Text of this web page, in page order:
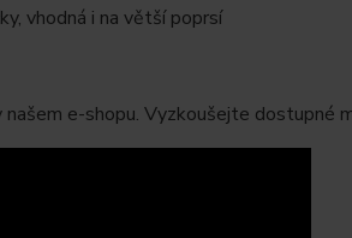
vhodná i na větší poprsí
e-shopu. Vyzkoušejte dostupné